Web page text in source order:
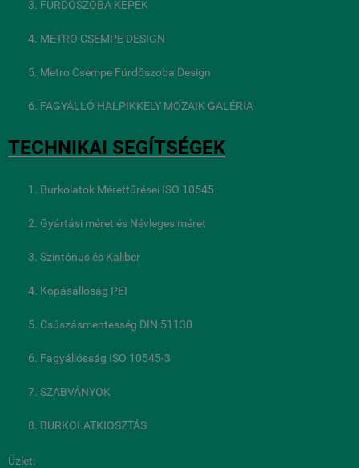
FÜRDŐSZOBA KÉPEK
METRO CSEMPE DESIGN
Metro Csempe Fürdőszoba Design
FAGYÁLLÓ HALPIKKELY MOZAIK GALÉRIA
TECHNIKAI SEGÍTSÉGEK
Burkolatok Mérettűrései ISO 10545
Gyártási méret és Névleges méret
Színtónus és Kaliber
Kopásállóság PEI
Csúszásmentesség DIN 51130
Fagyállósság ISO 10545-3
SZABVÁNYOK
BURKOLATKIOSZTÁS
Üzlet: